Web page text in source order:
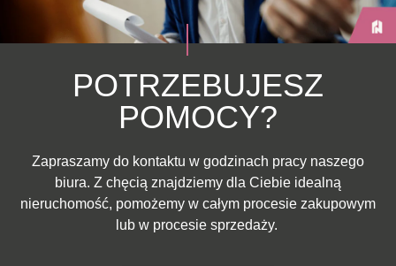
POTRZEBUJESZ
POMOCY?
Zapraszamy do kontaktu w godzinach pracy naszego
biura. Z chęcią znajdziemy dla Ciebie idealną
nieruchomość, pomożemy w całym procesie zakupowym
lub w procesie sprzedaży.